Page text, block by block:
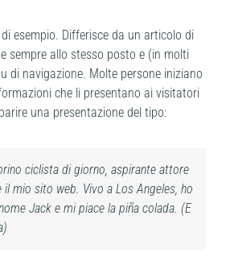
esempio. Differisce da un articolo di
sempre allo stesso posto e (in molti
di navigazione. Molte persone iniziano
che li presentano ai visitatori
una presentazione del tipo:
ciclista di giorno, aspirante attore
mio sito web. Vivo a Los Angeles, ho
Jack e mi piace la piña colada. (E